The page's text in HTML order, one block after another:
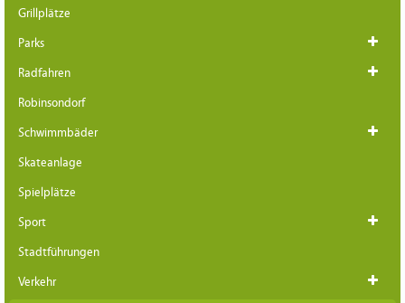
Grillplätze
Parks
Radfahren
Robinsondorf
Schwimmbäder
Skateanlage
Spielplätze
Sport
Stadtführungen
Verkehr